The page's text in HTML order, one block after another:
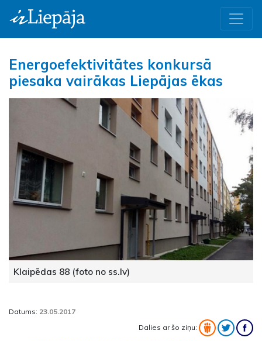
Energoefektivitātes konkursā
piesaka vairākas Liepājas ēkas
Klaipēdas 88 (foto no ss.lv)
Datums: 23.05.2017
Dalies ar šo ziņu: